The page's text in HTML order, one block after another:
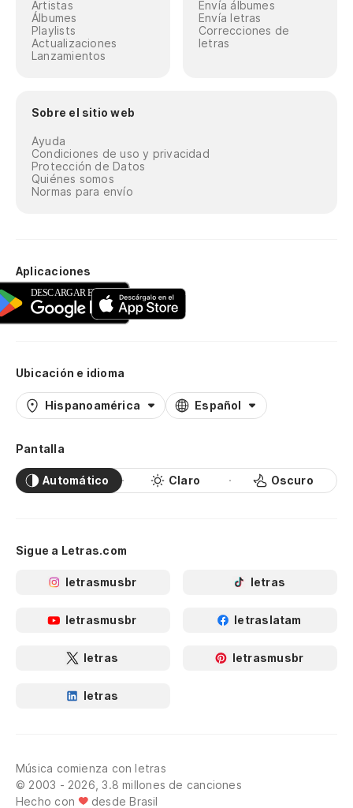
Artistas
Álbumes
Playlists
Actualizaciones
Lanzamientos
Envía álbumes
Envía letras
Correcciones de
letras
Sobre el sitio web
Ayuda
Condiciones de uso y privacidad
Protección de Datos
Quiénes somos
Normas para envío
Aplicaciones
Ubicación e idioma
Hispanoamérica Español
Pantalla
Automático Claro Oscuro
Sigue a Letras.com
letrasmusbr letras
letrasmusbr letraslatam
letras letrasmusbr
letras
Música comienza con letras
© 2003 - 2026, 3.8 millones de canciones
Hecho con
desde Brasil